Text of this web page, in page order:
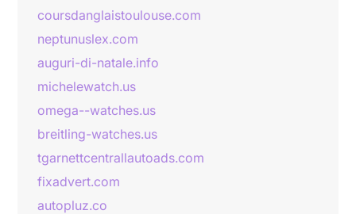
coursdanglaistoulouse.com
neptunuslex.com
auguri-di-natale.info
michelewatch.us
omega--watches.us
breitling-watches.us
tgarnettcentrallautoads.com
fixadvert.com
autopluz.co